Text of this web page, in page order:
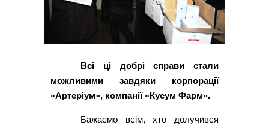
Всі ці добрі справи стали
можливими завдяки корпорації
«Артеріум», компанії «Кусум Фарм».
Бажаємо всім, хто долучився